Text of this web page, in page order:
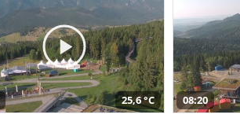
25,6 °C 08:20